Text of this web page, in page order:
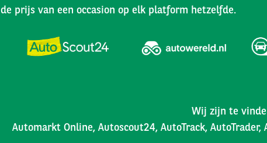
de prijs van een occasion op elk platform hetzelfde.
Wij zijn te
Automarkt Online, Autoscout24, AutoTrack,